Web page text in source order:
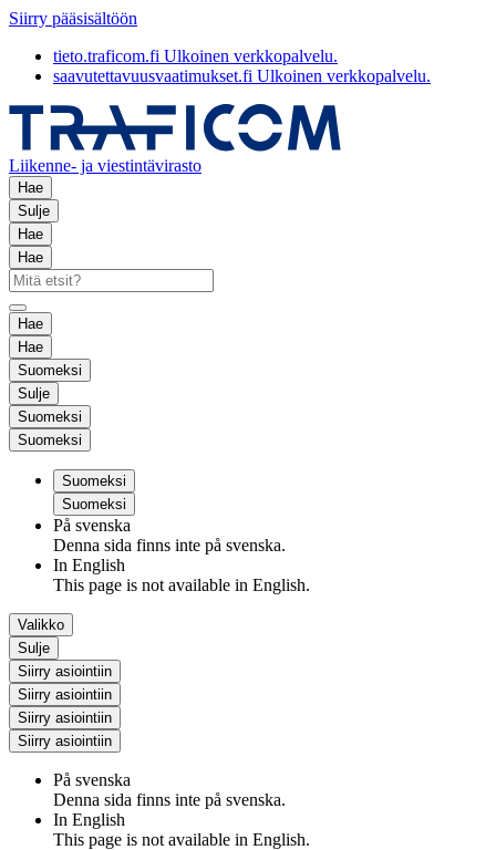
Siirry pääsisältöön
tieto.traficom.fi Ulkoinen verkkopalvelu.
saavutettavuusvaatimukset.fi Ulkoinen verkkopalvelu.
Liikenne- ja viestintävirasto
Hae
Sulje
Hae
Hae
Hae
Hae
Suomeksi
Sulje
Suomeksi
Suomeksi
Suomeksi
Suomeksi
På svenska
Denna sida finns inte på svenska.
In English
This page is not available in English.
Valikko
Sulje
Siirry asiointiin
Siirry asiointiin
Siirry asiointiin
Siirry asiointiin
På svenska
Denna sida finns inte på svenska.
In English
This page is not available in English.